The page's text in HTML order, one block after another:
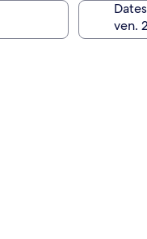
Dates